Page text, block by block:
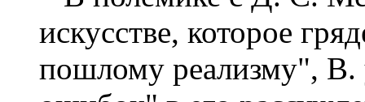
искусстве, которое
пошлому реализму", В.